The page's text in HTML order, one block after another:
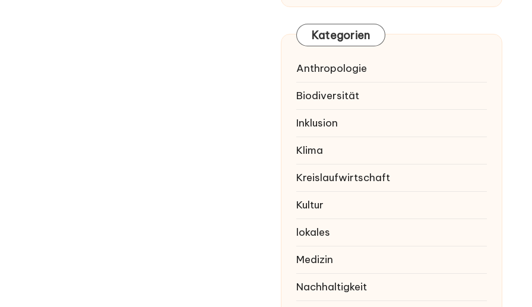
Kategorien
Anthropologie
Biodiversität
Inklusion
Klima
Kreislaufwirtschaft
Kultur
lokales
Medizin
Nachhaltigkeit